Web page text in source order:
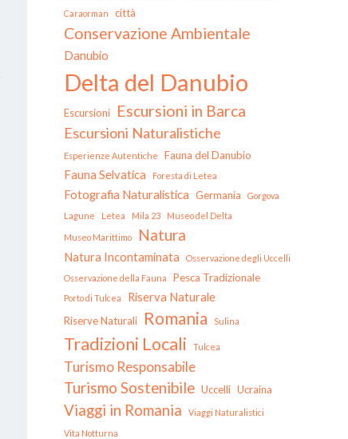
Caraorman città
Conservazione Ambientale
Danubio
Delta del Danubio
Escursioni Escursioni in Barca
Escursioni Naturalistiche
Esperienze Autentiche Fauna del Danubio
Fauna Selvatica Foresta di Letea
Fotografia Naturalistica Germania
Gorgova
Lagune
Letea Mila 23 Museo del Delta
Museo Marittimo Natura
Natura Incontaminata
Osservazione degli Uccelli
Osservazione della Fauna
Pesca Tradizionale
Porto di Tulcea Riserva Naturale
Riserve Naturali Romania Sulina
Tradizioni Locali Tulcea
Turismo Responsabile
Turismo Sostenibile Uccelli Ucraina
Viaggi in Romania
Viaggi Naturalistici
Vita Notturna